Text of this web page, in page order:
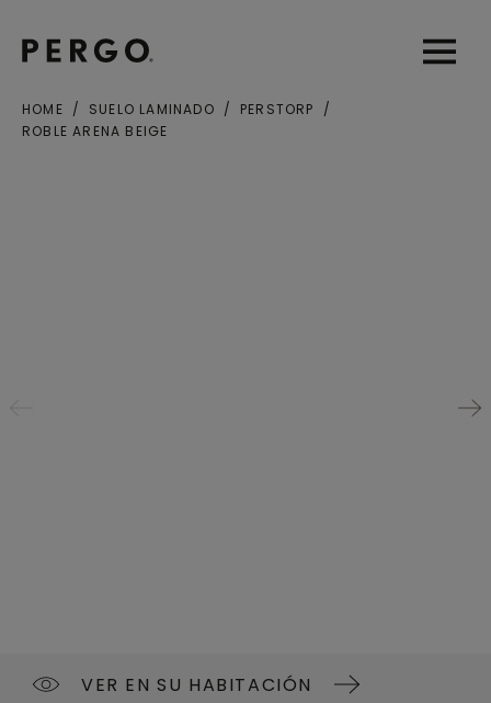
OpenOpen
HOME SUELO LAMINADO
PERSTORP
ROBLE ARENA BEIGE
VER EN SU HABITACIÓN